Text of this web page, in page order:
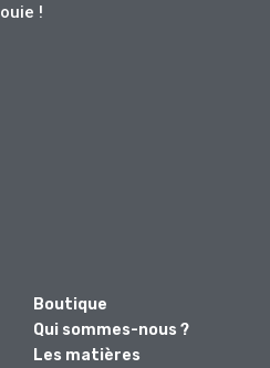
!
Boutique
Qui sommes-nous ?
Les matières